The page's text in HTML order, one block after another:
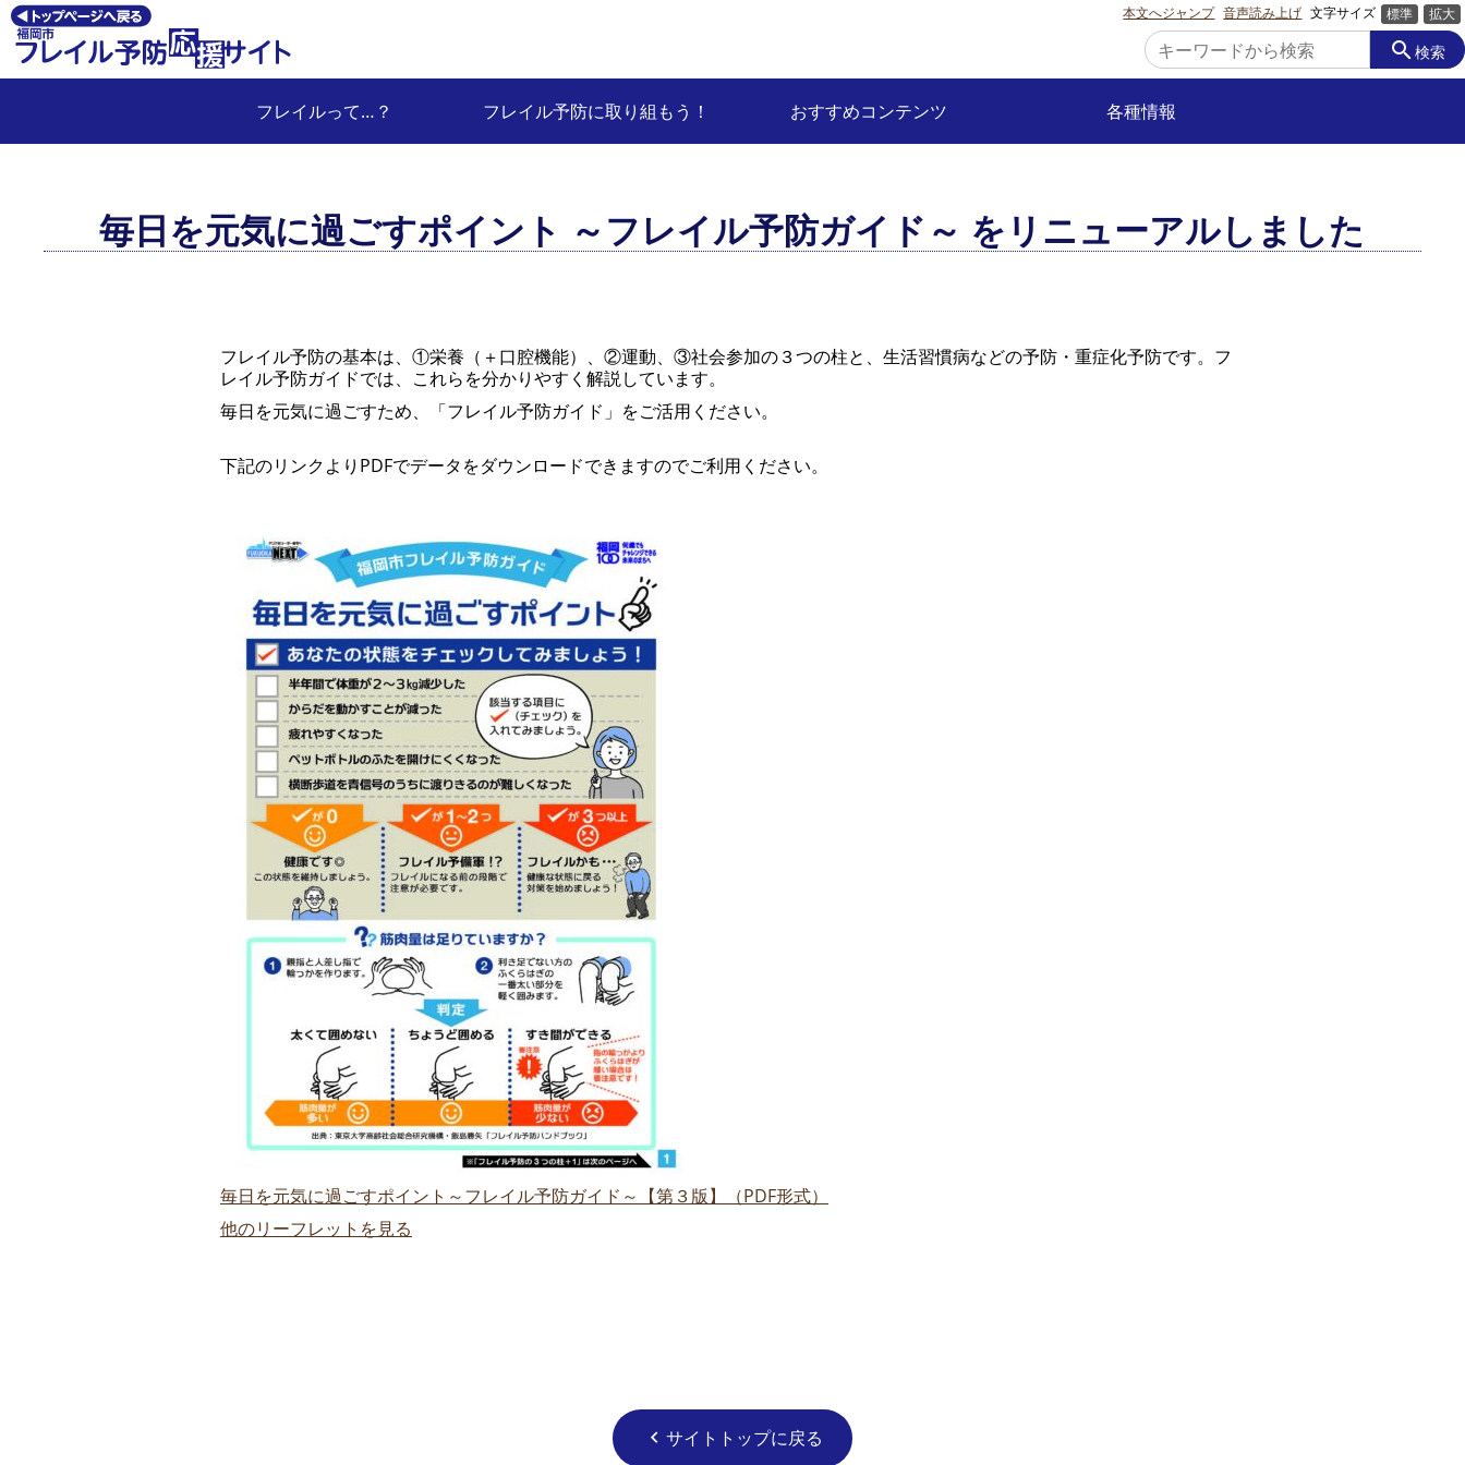
本文へジャンプ 音声読み上げ 文字サイズ 標準 拡大
search検索
フレイルって…？ フレイル予防に取り組もう！ おすすめコンテンツ 各種情報
毎日を元気に過ごすポイント ～フレイル予防ガイド～ をリニューアルしました
フレイル予防の基本は、①栄養（＋口腔機能）、②運動、③社会参加の３つの柱と、生活習慣病などの予防・重症化予防です。フ
レイル予防ガイドでは、これらを分かりやすく解説しています。
毎日を元気に過ごすため、「フレイル予防ガイド」をご活用ください。
下記のリンクよりPDFでデータをダウンロードできますのでご利用ください。
毎日を元気に過ごすポイント～フレイル予防ガイド～【第３版】（PDF形式）
他のリーフレットを見る
chevron_left サイトトップに戻る